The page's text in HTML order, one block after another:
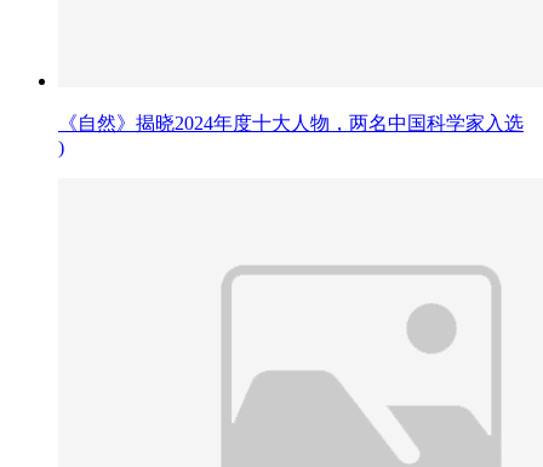
《自然》揭晓2024年度十大人物，两名中国科学家入选
)